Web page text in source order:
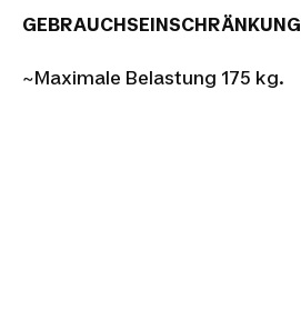
GEBRAUCHSEINSCHRÄNKUNG
~Maximale Belastung 175 kg.